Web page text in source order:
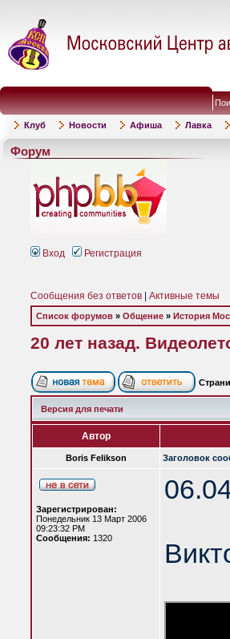
Клуб Новости Афиша Лавка
Форум
Вход Регистрация
Сообщения без ответов Активные темы
Список форумов » Общение » История
20 лет назад.
Версия для печати
Автор
Boris Felikson Заголовок
Зарегистрирован:
Понедельник 13 Март 2006
09:23:32 PM
Сообщения: 1320